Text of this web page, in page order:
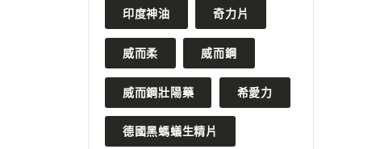
印度神油 奇力片
威而柔 威而鋼
威而鋼壯陽藥 希愛力
德國黑螞蟻生精片